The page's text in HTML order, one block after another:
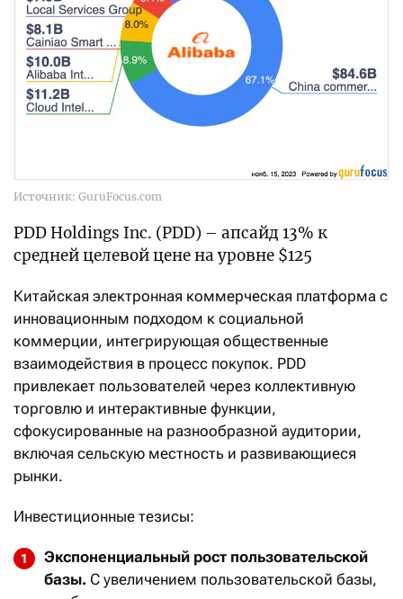
Источник: GuruFocus.com
PDD Holdings Inc. (PDD) – апсайд 13% к
средней целевой цене на уровне $125
Китайская электронная коммерческая платформа с
инновационным подходом к социальной
коммерции, интегрирующая общественные
взаимодействия в процесс покупок. PDD
привлекает пользователей через коллективную
торговлю и интерактивные функции,
сфокусированные на разнообразной аудитории,
включая сельскую местность и развивающиеся
рынки.
Инвестиционные тезисы:
Экспоненциальный рост пользовательской
базы. С увеличением пользовательской базы,